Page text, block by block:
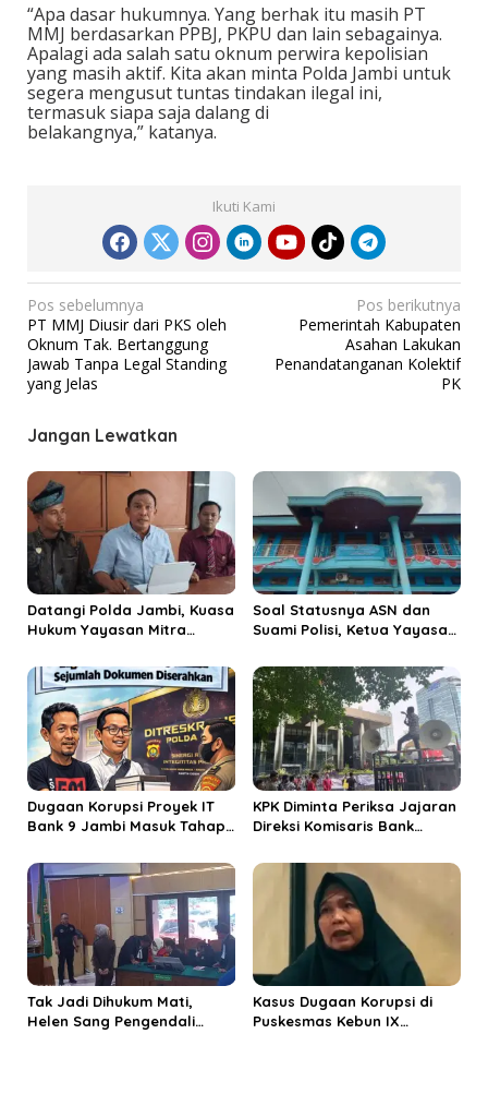
“Apa dasar hukumnya. Yang berhak itu masih PT
MMJ berdasarkan PPBJ, PKPU dan lain sebagainya.
Apalagi ada salah satu oknum perwira kepolisian
yang masih aktif. Kita akan minta Polda Jambi untuk
segera mengusut tuntas tindakan ilegal ini,
termasuk siapa saja dalang di
belakangnya,” katanya.
Ikuti Kami
N
a
v
i
g
s
i
p
o
s
Pos sebelumnya
PT MMJ Diusir dari PKS oleh
Oknum Tak. Bertanggung
Jawab Tanpa Legal Standing
yang Jelas
Pos berikutnya
Pemerintah Kabupaten
Asahan Lakukan
Penandatanganan Kolektif
PK
Jangan Lewatkan
Datangi Polda Jambi, Kuasa
Hukum Yayasan Mitra
Aturan yang Melarang Polisi
Mengelola Yayasan SPG
Soal Statusnya ASN dan
Suami Polisi, Ketua Yayasan
Ada Aturan yang Melarang
Dugaan Korupsi Proyek IT
Bank 9 Jambi Masuk Tahap
Serahkan Dokumen ke Polda
Jambi
KPK Diminta Periksa Jajaran
Direksi Komisaris Bank
Rangkap Jabatan Rp 14,47
Tak Jadi Dihukum Mati,
Helen Sang Pengendali
Kasus Dugaan Korupsi di
Puskesmas Kebun IX